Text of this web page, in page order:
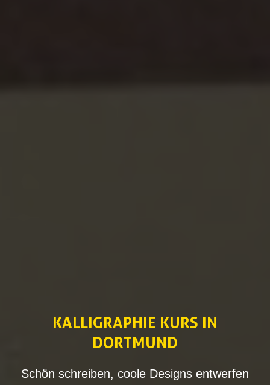
KALLIGRAPHIE KURS IN
DORTMUND
Schön schreiben, coole Designs entwerfen